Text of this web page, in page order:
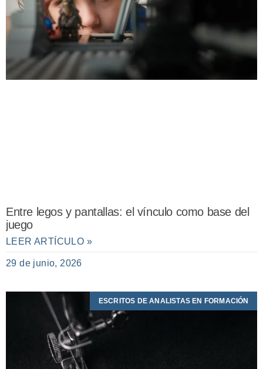
Entre legos y pantallas: el vínculo como base del
juego
LEER ARTÍCULO »
29 de junio, 2026
ESCRITOS DE ANALISTAS EN FORMACIÓN